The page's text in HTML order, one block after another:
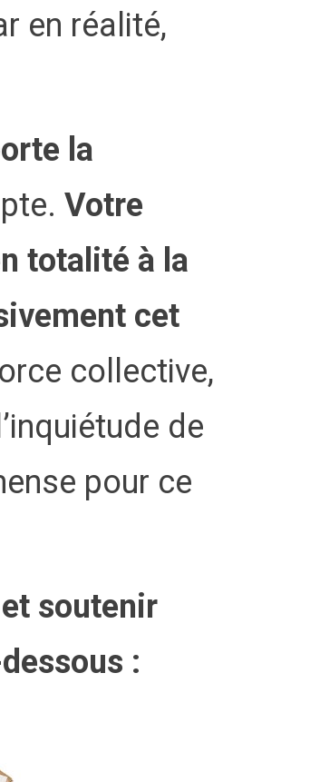
en réalité,
la
Votre
totalité à la
cet
collective,
de
pour ce
soutenir
: